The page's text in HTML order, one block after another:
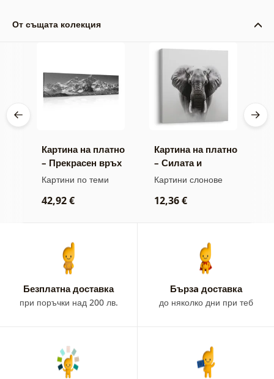
От същата колекция
Картина на платно
– Прекрасен връх
на планина в
Картини по теми
42,92 €
Картина на платно
– Силата и
спокойствието на
Картини слонове
12,36 €
Безплатна доставка
при поръчки над 200 лв.
Бързa доставка
до няколко дни при теб